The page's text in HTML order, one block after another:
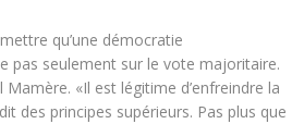
qu’une démocratie
pas seulement sur le vote majoritaire.
Mamère. «Il est légitime d’enfreindre la
des principes supérieurs. Pas plus que